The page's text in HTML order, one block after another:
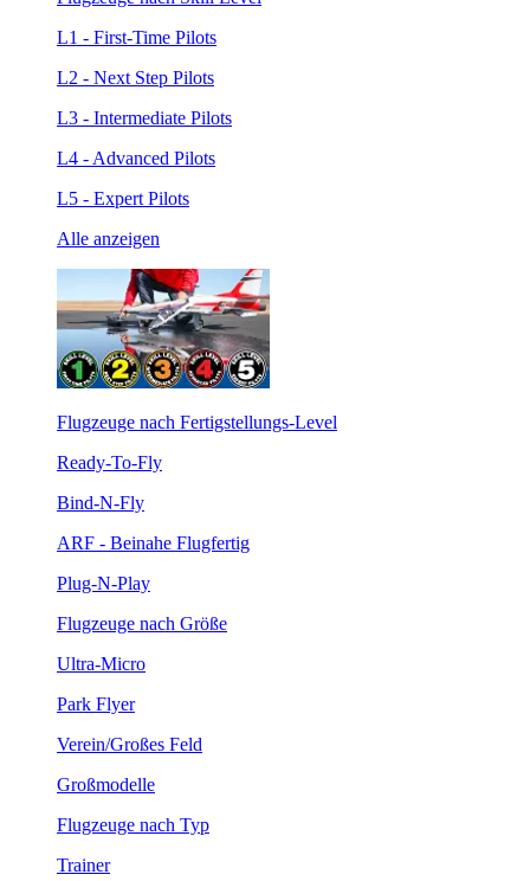
L1 - First-Time Pilots
L2 - Next Step Pilots
L3 - Intermediate Pilots
L4 - Advanced Pilots
L5 - Expert Pilots
Alle anzeigen
Flugzeuge nach Fertigstellungs-Level
Ready-To-Fly
Bind-N-Fly
ARF - Beinahe Flugfertig
Plug-N-Play
Flugzeuge nach Größe
Ultra-Micro
Park Flyer
Verein/Großes Feld
Großmodelle
Flugzeuge nach Typ
Trainer